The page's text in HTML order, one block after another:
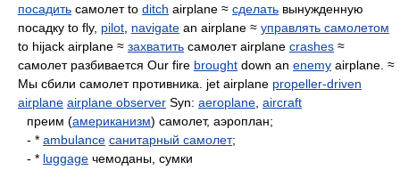
посадить самолет to ditch airplane ≈ сделать вынужденную
посадку to fly, pilot navigate an airplane ≈ управлять самолетом
to hijack airplane ≈ захватить самолет airplane crashes ≈
самолет разбивается Our fire brought down an enemy airplane. ≈
Мы сбили самолет противника. jet airplane propeller-driven
airplane airplane observer Syn: aeroplane aircraft
преим (американизм) самолет, аэроплан;
- * ambulance санитарный самолет;
- * luggage чемоданы, сумки